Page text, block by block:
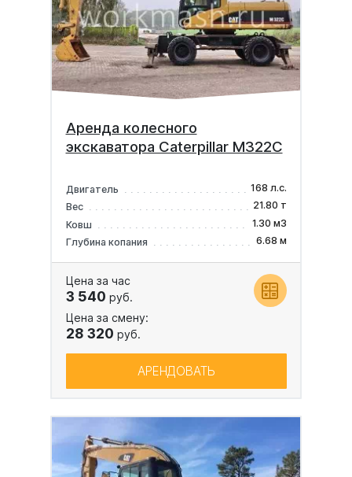
Аренда колесного
экскаватора Caterpillar M322C
Двигатель
168 л.с.
Вес
21.80 т
Ковш
1.30 м3
Глубина копания
6.68 м
Цена за час
3 540 руб.
Цена за смену:
28 320 руб.
АРЕНДОВАТЬ